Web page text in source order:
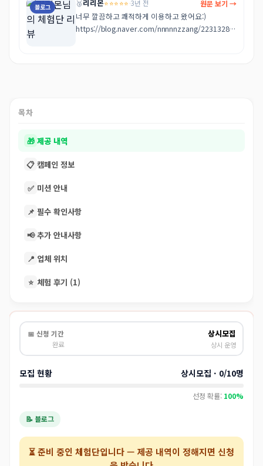
블로그 🥉리리몬⭐⭐⭐⭐⭐·3년 전 원문 보기 →
너무 깔끔하고 쾌적하게 이용하고 왔어요:)
https://blog.naver.com/nnnnnzzang/22313288
목차
🎁 제공 내역
📋 캠페인 정보
✅ 미션 안내
📌 필수 확인사항
📢 추가 안내사항
📍 업체 위치
⭐ 체험 후기 (1)
📅 신청 기간
완료
상시모집
상시 운영
모집 현황 상시모집 · 0/10명
선정 확률: 100%
📝 블로그
⏳준비 중인 체험단입니다 — 제공 내역이 정해지면 신청